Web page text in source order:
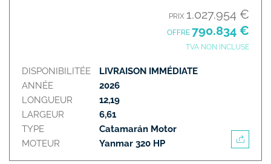
PRIX 1.027.954 €
OFFRE 790.834 €
TVA NON INCLUSE
DISPONIBILITÉE
ANNÉE
LONGUEUR
LARGEUR
TYPE
MOTEUR
LIVRAISON IMMÉDIATE
2026
12,19
6,61
Catamarán Motor
Yanmar 320 HP